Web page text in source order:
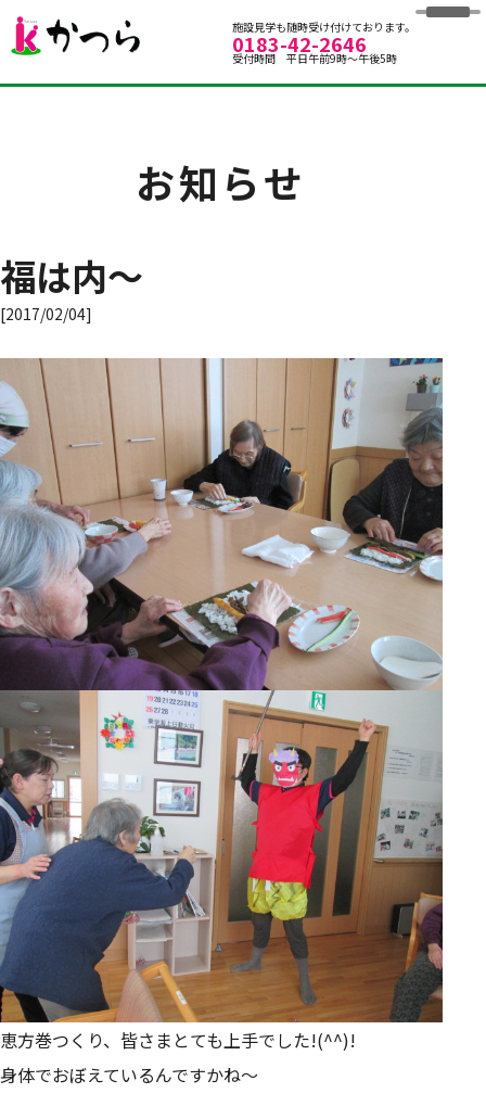
グループホームかつら
施設見学も随時受け付けております。
0183-42-2646
受付時間 平日午前9時～午後5時
お知らせ
福は内～
[2017/02/04]
恵方巻つくり、皆さまとても上手でした!(^^)!
身体でおぼえているんですかね～